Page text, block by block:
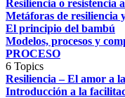
Resiliencia o resistencia
Metáforas de resiliencia
El principio del bambú
Modelos, procesos y
PROCESO
6 Topics
Resiliencia – El amor a
Introducción a la